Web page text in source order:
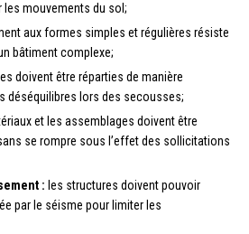
les mouvements du sol;
aux formes simples et régulières résiste
bâtiment complexe;
doivent être réparties de manière
déséquilibres lors des secousses;
et les assemblages doivent être
se rompre sous l’effet des sollicitations
: les structures doivent pouvoir
par le séisme pour limiter les